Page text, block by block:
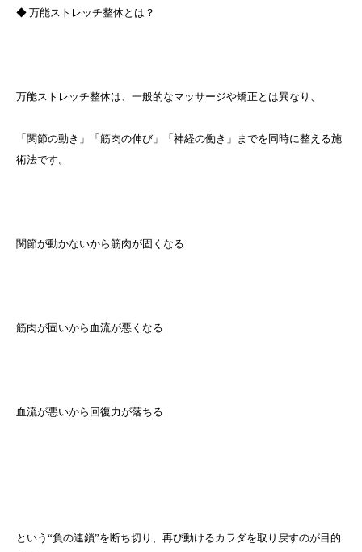
◆ 万能ストレッチ整体とは？
万能ストレッチ整体は、一般的なマッサージや矯正とは異なり、
「関節の動き」「筋肉の伸び」「神経の働き」までを同時に整える施
術法です。
関節が動かないから筋肉が固くなる
筋肉が固いから血流が悪くなる
血流が悪いから回復力が落ちる
という“負の連鎖”を断ち切り、再び動けるカラダを取り戻すのが目的